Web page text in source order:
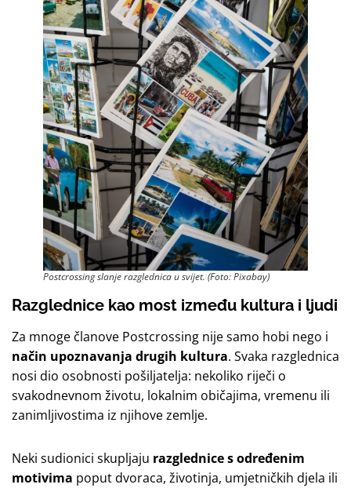
Postcrossing slanje razglednica u svijet. (Foto: Pixabay)
Razglednice kao most između kultura i ljudi
Za mnoge članove Postcrossing nije samo hobi nego i
način upoznavanja drugih kultura. Svaka razglednica
nosi dio osobnosti pošiljatelja: nekoliko riječi o
svakodnevnom životu, lokalnim običajima, vremenu ili
zanimljivostima iz njihove zemlje.
Neki sudionici skupljaju razglednice s određenim
motivima poput dvoraca, životinja, umjetničkih djela ili